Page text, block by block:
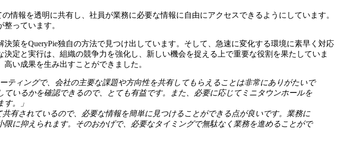
情報を透明に共有し、社員が業務に必要な情報に自由にアクセスできるようにしています。
っています。
策をQueryPie独自の方法で見つけ出しています。そして、急速に変化する環境に素早く対応
定と実行は、組織の競争力を強化し、新しい機会を捉える上で重要な役割を果たしていま
い成果を生み出すことができました。
ティングで、会社の主要な課題や方向性を共有してもらえることは非常にありがたいで
いるかを確認できるので、とても有益です。また、必要に応じてミニタウンホールを
。」
共有されているので、必要な情報を簡単に見つけることができる点が良いです。業務に
に抑えられます。そのおかげで、必要なタイミングで無駄なく業務を進めることがで